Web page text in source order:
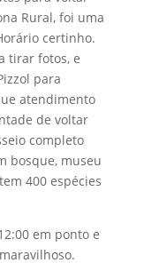
Rural, foi uma
certinho.
tirar fotos, e
para
atendimento
de voltar
completo
bosque, museu
400 espécies
em ponto e